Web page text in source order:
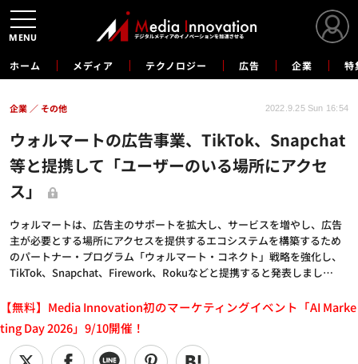
ホーム メディア テクノロジー 広告 企業 特
ウォルマートの広告事業、TikTok、Snapchat
等と提携して「ユーザーのいる場所にアクセ
ス」
ウォルマートは、広告主のサポートを拡大し、サービスを増やし、広告
主が必要とする場所にアクセスを提供するエコシステムを構築するため
のパートナー・プログラム「ウォルマート・コネクト」戦略を強化し、
TikTok、Snapchat、Firework、Rokuなどと提携すると発表しまし…
企業 その他 2022.9.25 Sun 16:54
【無料】Media Innovation初のマーケティングイベント「AI Marke
ting Day 2026」9/10開催！
MENU